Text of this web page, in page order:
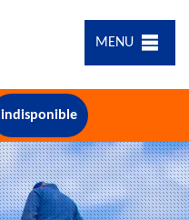
MENU
indisponible